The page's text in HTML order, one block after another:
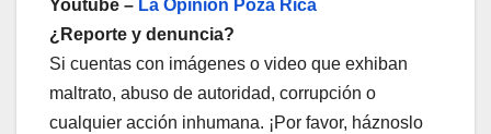
Youtube – La Opinión Poza Rica
¿Reporte y denuncia?
Si cuentas con imágenes o video que exhiban
maltrato, abuso de autoridad, corrupción o
cualquier acción inhumana. ¡Por favor, háznoslo